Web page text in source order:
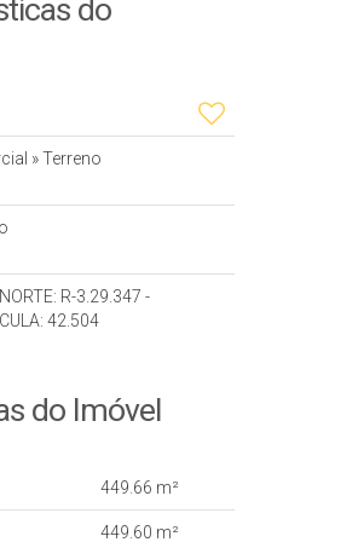
do
»Terreno
R-3.29.347 -
42.504
do Imóvel
449 .66 m²
449 .60 m²